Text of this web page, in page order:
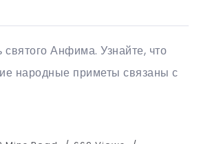
Анфима. Узнайте, что
народные приметы связаны с